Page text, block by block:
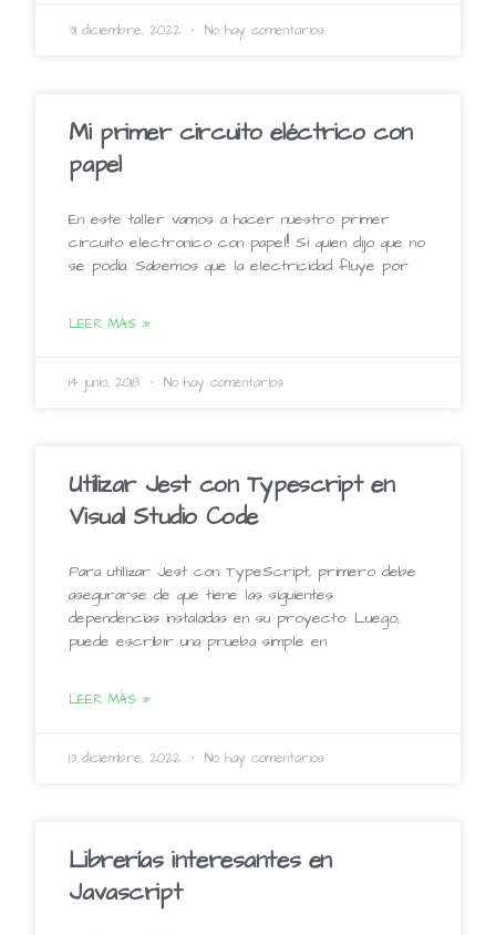
31 diciembre, 2022 No hay comentarios
Mi primer circuito eléctrico con
papel
En este taller vamos a hacer nuestro primer
circuito electronico con papel!! Si quien dijo que no
se podía. Sabemos que la electricidad fluye por
LEER MÁS »
14 junio, 2018 No hay comentarios
Utilizar Jest con Typescript en
Visual Studio Code
Para utilizar Jest con TypeScript, primero debe
asegurarse de que tiene las siguientes
dependencias instaladas en su proyecto: Luego,
puede escribir una prueba simple en
LEER MÁS »
13 diciembre, 2022 No hay comentarios
Librerías interesantes en
Javascript